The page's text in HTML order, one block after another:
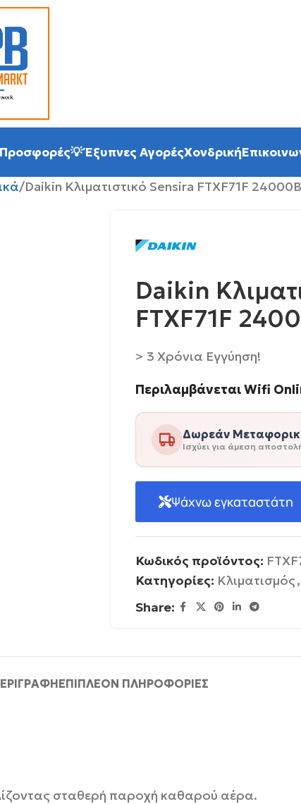
Προσφορές💡 Έξυπνες ΑγορέςΧονδρική
Daikin Κλιματιστικό Sensira FTXF71F
Daikin
FTXF71F
> 3 Χρόνια Εγγύηση!
Περιλαμβάνεται Wifi
Δωρεάν
Ισχύει για άμεση
Ψάχνω εγκαταστάτη
Κωδικός προϊόντος:
Κατηγορίες: Κλιματισμός,
Share:
ΕΠΙΠΛΈΟΝ ΠΛΗΡΟΦΟΡΊΕΣ
σταθερή παροχή καθαρού αέρα.